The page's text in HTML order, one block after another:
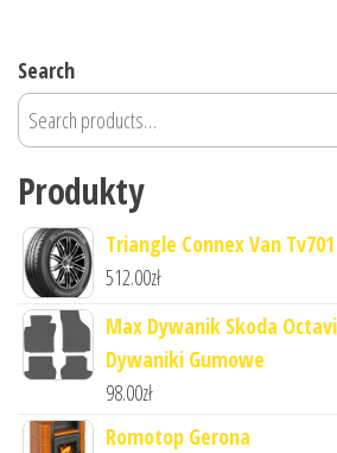
Search
Produkty
Triangle Connex Van
512.00zł
Max Dywanik Skoda
Dywaniki Gumowe
98.00zł
Romotop Gerona